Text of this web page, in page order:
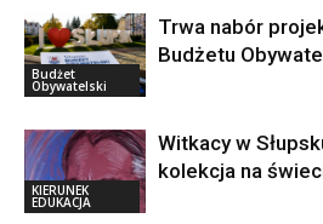
Budżet
Obywatelski
Trwa nabór
Budżetu
KIERUNEK
EDUKACJA
Witkacy w
kolekcja na